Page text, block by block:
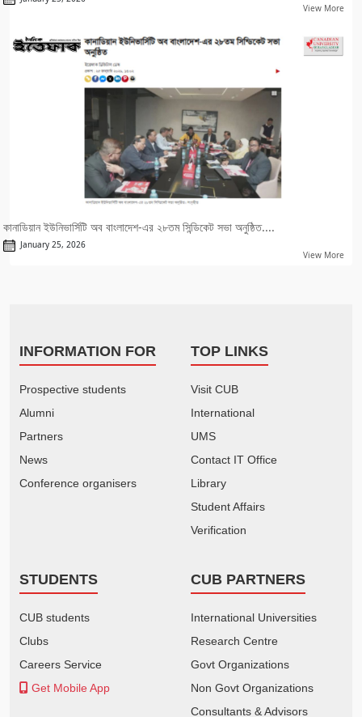
View More
কানাডিয়ান ইউনিভার্সিটি অব বাংলাদেশ-এর ২৮তম সিন্ডিকেট সভা অনুষ্ঠিত....
January 25, 2026
View More
INFORMATION FOR
Prospective students
Alumni
Partners
News
Conference organisers
TOP LINKS
Visit CUB
International
UMS
Contact IT Office
Library
Student Affairs
Verification
STUDENTS
CUB students
Clubs
Careers Service
Get Mobile App
CUB PARTNERS
International Universities
Research Centre
Govt Organizations
Non Govt Organizations
Consultants & Advisors